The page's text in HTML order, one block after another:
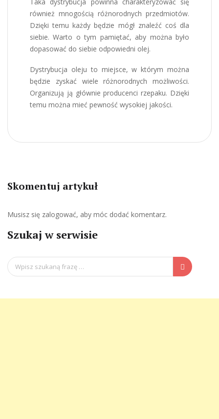
również mnogością różnorodnych przedmiotów.
Dzięki temu każdy będzie mógł znaleźć coś dla
siebie. Warto o tym pamiętać, aby można było
dopasować do siebie odpowiedni olej.
Dystrybucja oleju to miejsce, w którym można
będzie zyskać wiele różnorodnych możliwości.
Organizują ją głównie producenci rzepaku. Dzięki
temu można mieć pewność wysokiej jakości.
Skomentuj artykuł
Musisz się zalogować, aby móc dodać komentarz.
Szukaj w serwisie
Search
for: